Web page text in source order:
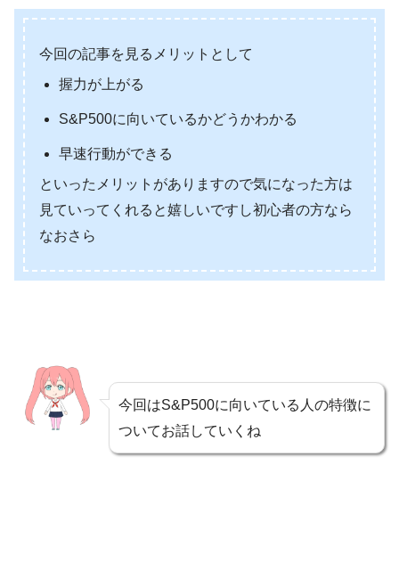
今回の記事を見るメリットとして
握力が上がる
S&P500に向いているかどうかわかる
早速行動ができる
といったメリットがありますので気になった方は
見ていってくれると嬉しいですし初心者の方なら
なおさら
今回はS&P500に向いている人の特徴に
ついてお話していくね